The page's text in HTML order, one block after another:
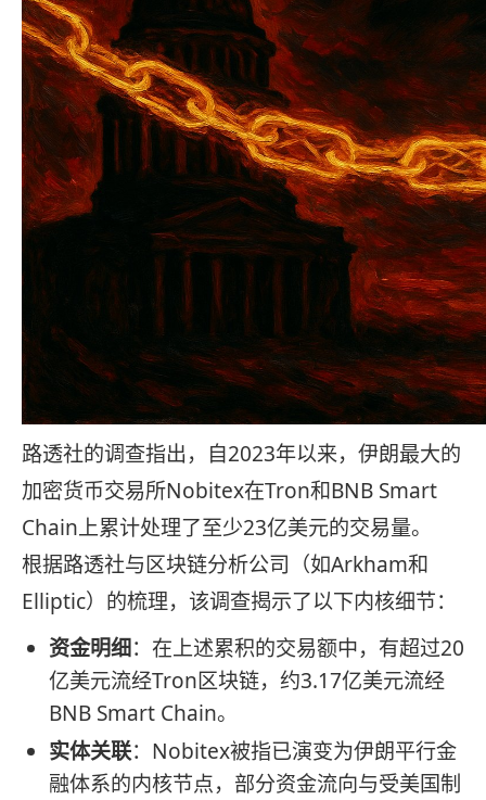
路透社的调查指出， 自2023年以来，伊朗最大的
加密货币交易所Nobitex在Tron和BNB Smart
Chain上累计处理了至少23亿美元的交易量。
根据路透社与区块链分析公司（如Arkham和
Elliptic）的梳理，该调查揭示了以下内核细节：
资金明细：在上述累积的交易额中，有超过20
亿美元流经Tron区块链，约3.17亿美元流经
BNB Smart Chain。
实体关联：Nobitex被指已演变为伊朗平行金
融体系的内核节点，部分资金流向与受美国制